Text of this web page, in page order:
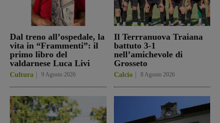
Dal treno all’ospedale, la
vita in “Frammenti”: il
primo libro del
valdarnese Luca Livi
Cultura 9 Agosto 2026
Il Terrranuova Traiana
battuto 3-1
nell’amichevole di
Grosseto
Calcio 8 Agosto 2026